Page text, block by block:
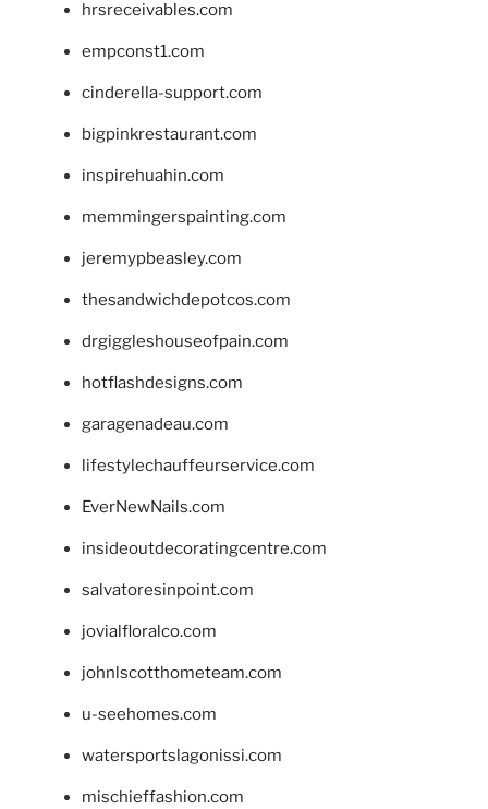
hrsreceivables.com
empconst1.com
cinderella-support.com
bigpinkrestaurant.com
inspirehuahin.com
memmingerspainting.com
jeremypbeasley.com
thesandwichdepotcos.com
drgiggleshouseofpain.com
hotflashdesigns.com
garagenadeau.com
lifestylechauffeurservice.com
EverNewNails.com
insideoutdecoratingcentre.com
salvatoresinpoint.com
jovialfloralco.com
johnlscotthometeam.com
u-seehomes.com
watersportslagonissi.com
mischieffashion.com